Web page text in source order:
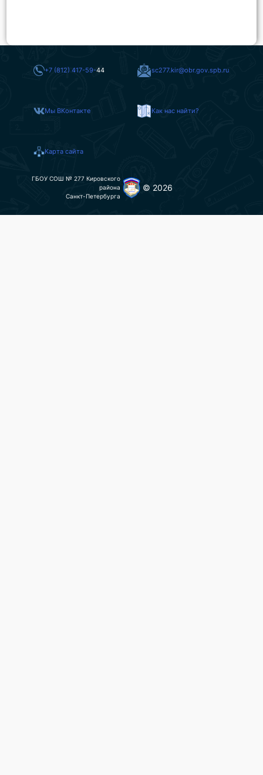
+7 (812) 417-59-44 sc277.kir@obr.gov.spb.ru
Мы ВКонтакте Как нас найти?
Карта сайта
ГБОУ СОШ № 277 Кировского
района
Санкт-Петербурга
© 2026